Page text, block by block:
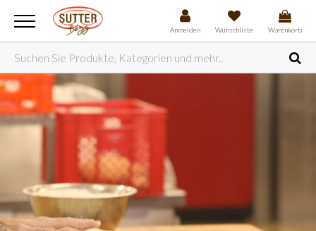
Anmelden Wunschliste Warenkorb